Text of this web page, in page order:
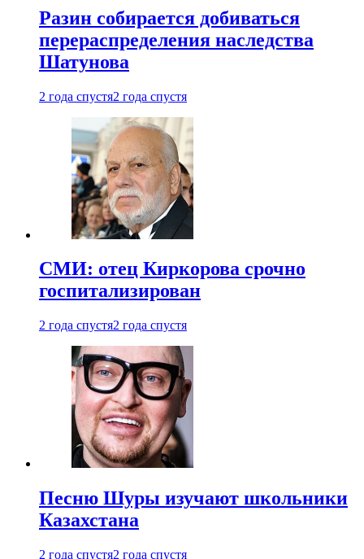
Разин собирается добиваться
перераспределения наследства
Шатунова
2 года спустя2 года спустя
СМИ: отец Киркорова срочно
госпитализирован
2 года спустя2 года спустя
Песню Шуры изучают школьники
Казахстана
2 года спустя2 года спустя